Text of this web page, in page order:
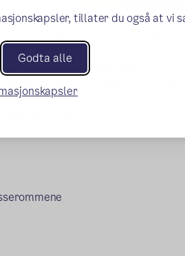
tillater du også at vi
Godta alle
Ruseløkka skole tirsdag 2.juni fra
sine lærere.
kl. 17.30-18.30 i allrommet i
økt med mulighet for å stille
i god tid til